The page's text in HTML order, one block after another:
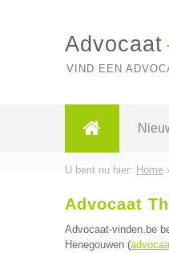
Advocaat
VIND EEN
U bent nu hier: Home
Advocaat
Advocaat-vinden.be
Henegouwen (